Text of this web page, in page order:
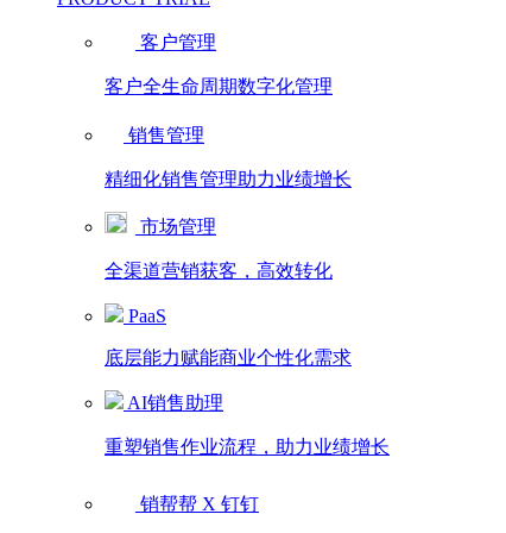
客户管理
客户全生命周期数字化管理
销售管理
精细化销售管理助力业绩增长
市场管理
全渠道营销获客，高效转化
PaaS
底层能力赋能商业个性化需求
AI销售助理
重塑销售作业流程，助力业绩增长
销帮帮 X 钉钉